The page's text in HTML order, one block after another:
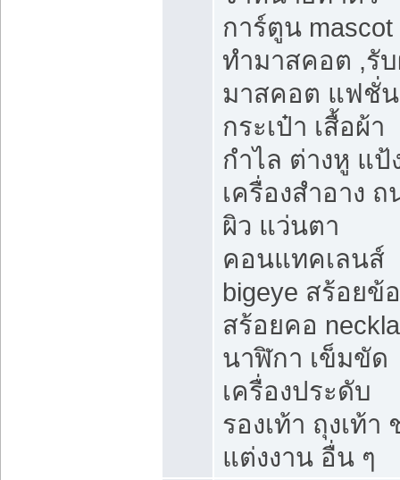
การ์ตูน mascot
ทำมาสคอต ,รั
มาสคอต แฟชั่น
กระเป๋า เสื้อผ้า
กำไล ต่างหู แป้
เครื่องสำอาง
ผิว แว่นตา
คอนแทคเลนส์
bigeye สร้อยข้
สร้อยคอ
นาฬิกา เข็มขัด
เครื่องประดับ
รองเท้า ถุงเท้า
แต่งงาน อื่น ๆ